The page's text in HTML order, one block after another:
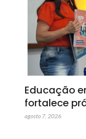
Educação
fortalece
agosto 7, 2026